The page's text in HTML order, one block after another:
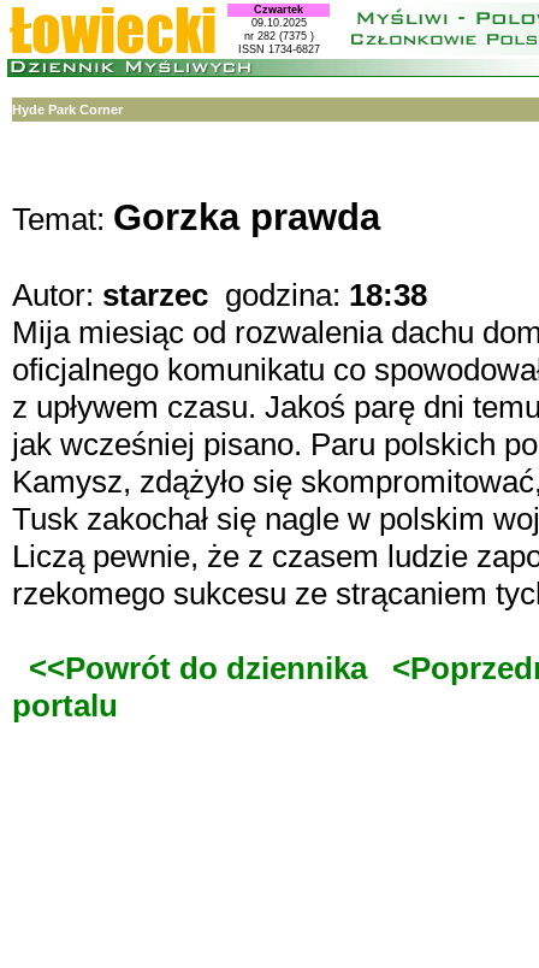
Czwartek
09.10.2025
nr 282 (7375 )
ISSN 1734-6827
Hyde Park Corner
Temat: Gorzka prawda
Autor: starzec godzina: 18:38
Mija miesiąc od rozwalenia dachu
oficjalnego komunikatu co
z upływem czasu. Jakoś parę dni
jak wcześniej pisano. Paru polskich
Kamysz, zdążyło się
Tusk zakochał się nagle w polskim
Liczą pewnie, że z czasem ludzie
rzekomego sukcesu ze strącaniem
<<Powrót do dziennika
portalu